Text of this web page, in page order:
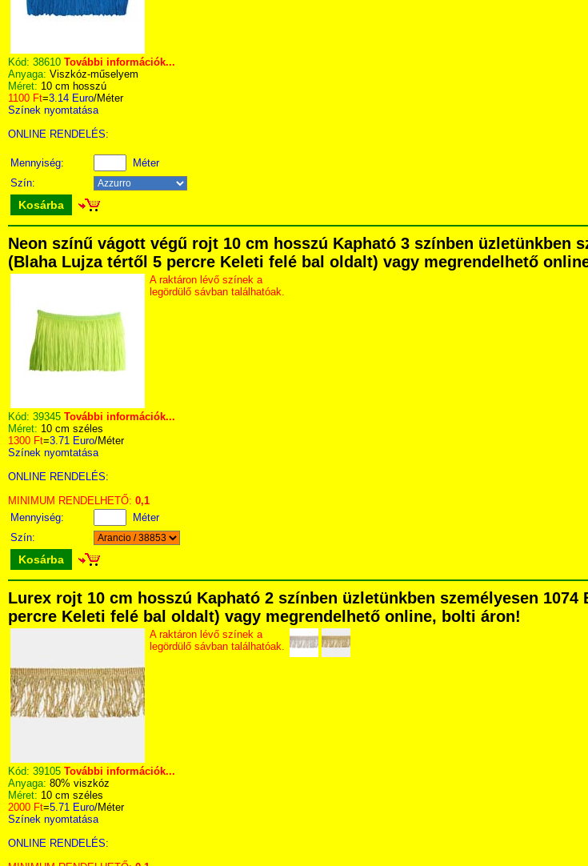
Kód: 38610 További információk...
Anyaga: Viszkóz-műselyem
Méret: 10 cm hosszú
1100 Ft=3.14 Euro/Méter
Színek nyomtatása
ONLINE RENDELÉS:
Mennyiség:
Méter
Szín:
Kosárba
Neon színű vágott végű rojt 10 cm hosszú Kapható 3 színben üzletünkben
(Blaha Lujza tértől 5 percre Keleti felé bal oldalt) vagy megrendelhető
A raktáron lévő színek a
legördülő sávban találhatóak.
Kód: 39345 További információk...
Méret: 10 cm széles
1300 Ft=3.71 Euro/Méter
Színek nyomtatása
ONLINE RENDELÉS:
MINIMUM RENDELHETŐ: 0,1
Mennyiség:
Méter
Szín:
Kosárba
Lurex rojt 10 cm hosszú Kapható 2 színben üzletünkben személyesen
percre Keleti felé bal oldalt) vagy megrendelhető online, bolti áron!
A raktáron lévő színek a
legördülő sávban találhatóak.
Kód: 39105 További információk...
Anyaga: 80% viszkóz
Méret: 10 cm széles
2000 Ft=5.71 Euro/Méter
Színek nyomtatása
ONLINE RENDELÉS: